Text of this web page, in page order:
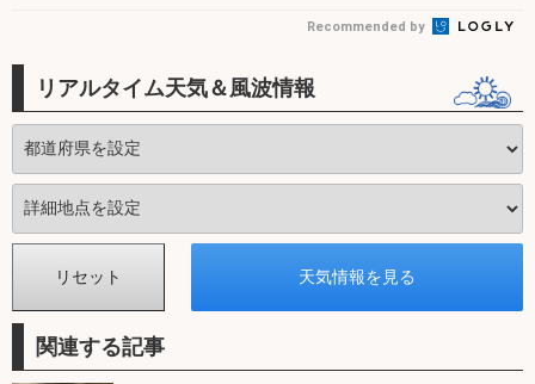
Recommended by
リアルタイム天気＆風波情報
関連する記事